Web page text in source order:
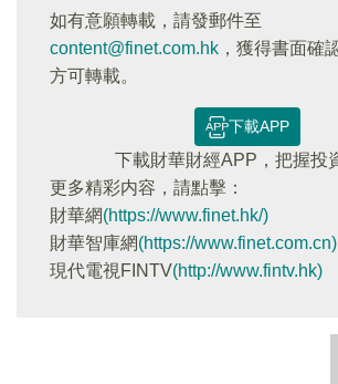
如有意願轉載，請發郵件至
content@finet.com.hk ，獲得書面確
方可轉載。
下載APP
下載財華財經APP，把握投
更多精彩内容，請點擊：
財華網(https://www.finet.hk/)
財華智庫網(https://www.finet.com.cn)
現代電視FINTV(http://www.fintv.hk)